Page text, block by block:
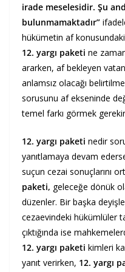
irade meselesidir. Şu
bulunmamaktadır”
hükümetin af
12. yargı paketi ne
ararken, af bekleyen
anlamsız olacağı
sorusunu af ekseninde
temel farkı görmek
12. yargı paketi nedir
yanıtlamaya devam
suçun cezai sonuçlarını
paketi, geleceğe dönük
düzenler. Bir başka
cezaevindeki hükümlüler
çıktığında ise
12. yargı paketi kimleri
yanıt verirken, 12. yargı